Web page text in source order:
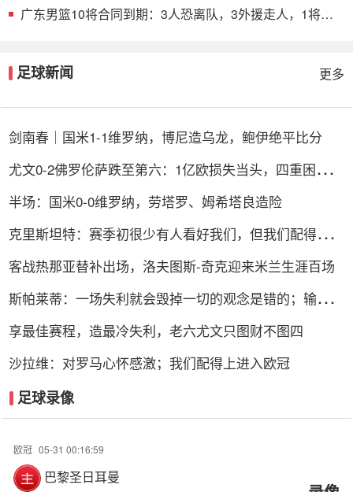
广东男篮10将合同到期：3人恐离队，3外援走人，1将或
足球新闻 更多
剑南春｜国米1-1维罗纳，博尼造乌龙，鲍伊绝平比分
尤文0-2佛罗伦萨跌至第六：1亿欧损失当头，四重困局谁
半场：国米0-0维罗纳，劳塔罗、姆希塔良造险
克里斯坦特：赛季初很少有人看好我们，但我们配得上进
客战热那亚替补出场，洛夫图斯-奇克迎来米兰生涯百场
斯帕莱蒂：一场失利就会毁掉一切的观念是错的；输球责
享最佳赛程，造最冷失利，老六尤文只图财不图四
沙拉维：对罗马心怀感激；我们配得上进入欧冠
足球录像
欧冠 05-31 00:16:59
巴黎圣日耳曼